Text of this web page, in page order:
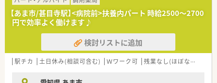
【あま市/甚目寺駅】<病院前>扶養内パート 時給2500～2700
円で効率よく働けます♪
検討リストに追加
駅チカ 土日休み(相談可含む) Ｗワーク可 残業なし(ほぼなし含む)